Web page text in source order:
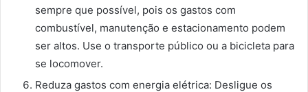
sempre que possível, pois os gastos com
combustível, manutenção e estacionamento podem
ser altos. Use o transporte público ou a bicicleta para
se locomover.
Reduza gastos com energia elétrica: Desligue os